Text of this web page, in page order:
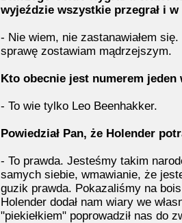
wyjeździe wszystkie przegrał i
- Nie wiem, nie zastanawiałem
sprawę zostawiam mądrzejszym.
Kto obecnie jest numerem jeden
- To wie tylko Leo Beenhakker.
Powiedział Pan, że Holender
- To prawda. Jesteśmy takim
samych siebie, wmawianie, że
guzik prawda. Pokazaliśmy na
Holender dodał nam wiary we
"piekiełkiem" poprowadził nas do